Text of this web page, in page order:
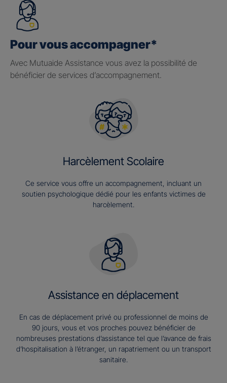
Pour vous accompagner*
Avec Mutuaide Assistance vous avez la possibilité de
bénéficier de services d’accompagnement.
Harcèlement Scolaire
Ce service vous offre un accompagnement, incluant un
soutien psychologique dédié pour les enfants victimes de
harcèlement.
Assistance en déplacement
En cas de déplacement privé ou professionnel de moins de
90 jours, vous et vos proches pouvez bénéficier de
nombreuses prestations d’assistance tel que l’avance de frais
d’hospitalisation à l’étranger, un rapatriement ou un transport
sanitaire.